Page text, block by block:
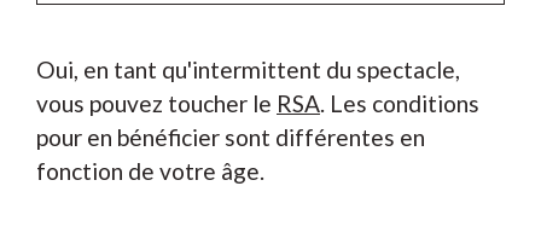
Oui, en tant qu'intermittent du spectacle,
vous pouvez toucher le RSA . Les conditions
pour en bénéficier sont différentes en
fonction de votre âge.